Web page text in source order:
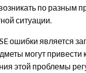
по разным
ситуации.
ошибки является
могут
этой проблемы